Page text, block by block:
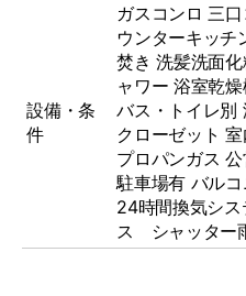
設備・条
件
ガスコンロ 三口
ウンターキッチ
焚き 洗髪洗面化
ャワー 浴室乾
バス・トイレ別
クローゼット
プロパンガス
駐車場有 バル
24時間換気シ
ス シャッター